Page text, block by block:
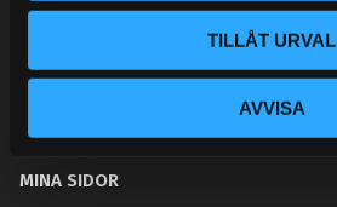
TILLÅT URVAL
AVVISA
BLOGG
KUNDTJÄNST
MINA SIDOR